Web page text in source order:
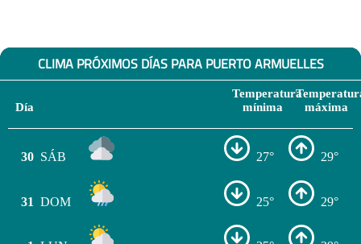
CLIMA PRÓXIMOS DÍAS PARA PUERTO ARMUELLES
Día
Temperatura
mínima
máxima
30 SÁB 27° 29°
31 DOM 25° 29°